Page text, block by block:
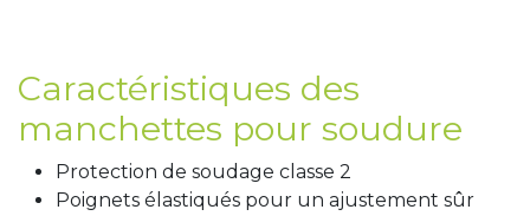
Caractéristiques des
manchettes pour soudure
Protection de soudage classe 2
Poignets élastiqués pour un ajustement sûr